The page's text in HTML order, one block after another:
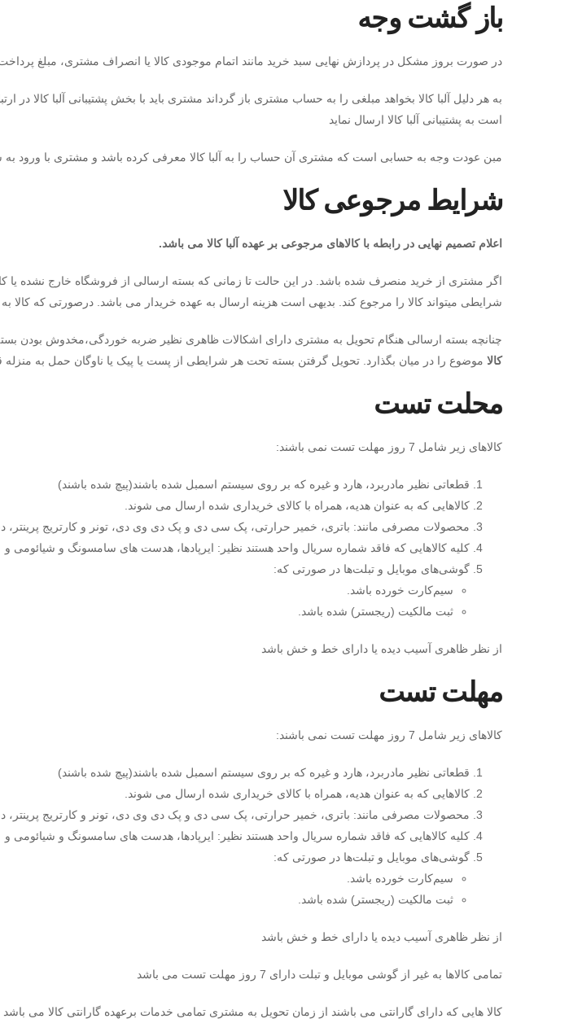
باز گشت وجه
در صورت بروز مشکل در پردازش نهایی سبد خرید مانند اتمام موجودی کالا یا انصراف مشتری، مبلغ پرداخت شده طی 24 الی 48
به هر دلیل آلبا کالا بخواهد مبلغی را به حساب مشتری باز گرداند مشتری باید با بخش پشتیبانی آلبا کالا
است به پشتیبانی آلبا کالا ارسال نماید
مبن عودت وجه به حسابی است که مشتری آن حساب را به آلبا کالا معرفی کرده باشد و مشتری با ورود به
شرایط مرجوعی کالا
اعلام تصمیم نهایی در رابطه با کالاهای مرجوعی بر عهده آلبا کالا می باشد.
اگر مشتری از خرید منصرف شده باشد. در این حالت تا زمانی که بسته ارسالی از فروشگاه خارج نشده یا
شرایطی میتواند کالا را مرجوع کند. بدیهی است هزینه ارسال به عهده خریدار می باشد. درصورتی که
چنانچه بسته ارسالی هنگام تحویل به مشتری دارای اشکالات ظاهری نظیر ضربه خوردگی،مخدوش بودن
کالا موضوع را در میان بگذارد. تحویل گرفتن بسته تحت هر شرایطی از پست یا پیک یا ناوگان حمل به منزله
محلت تست
کالاهای زیر شامل 7 روز مهلت تست نمی باشند:
قطعاتی نظیر مادربرد، هارد و غیره که بر روی سیستم اسمبل شده باشند(پیچ شده باشند)
کالاهایی که به عنوان هدیه، همراه با کالای خریداری شده ارسال می شوند.
محصولات مصرفی مانند: باتری، خمیر حرارتی، پک سی دی و پک دی وی دی، تونر و کارتریج پرینتر،
کلیه کالاهایی که فاقد شماره سریال واحد هستند نظیر: ایرپادها، هدست های سامسونگ و شیائومی و
گوشی‌های موبایل و تبلت‌ها در صورتی که:
سیم‌کارت خورده باشد.
ثبت مالکیت (ریجستر) شده باشد.
از نظر ظاهری آسیب دیده یا دارای خط و خش باشد
مهلت تست
کالاهای زیر شامل 7 روز مهلت تست نمی باشند:
قطعاتی نظیر مادربرد، هارد و غیره که بر روی سیستم اسمبل شده باشند(پیچ شده باشند)
کالاهایی که به عنوان هدیه، همراه با کالای خریداری شده ارسال می شوند.
محصولات مصرفی مانند: باتری، خمیر حرارتی، پک سی دی و پک دی وی دی، تونر و کارتریج پرینتر،
کلیه کالاهایی که فاقد شماره سریال واحد هستند نظیر: ایرپادها، هدست های سامسونگ و شیائومی و
گوشی‌های موبایل و تبلت‌ها در صورتی که:
سیم‌کارت خورده باشد.
ثبت مالکیت (ریجستر) شده باشد.
از نظر ظاهری آسیب دیده یا دارای خط و خش باشد
تمامی کالاها به غیر از گوشی موبایل و تبلت دارای 7 روز مهلت تست می باشد
کالا هایی که دارای گارانتی می باشند از زمان تحویل به مشتری تمامی خدمات برعهده گارانتی کالا می باشد